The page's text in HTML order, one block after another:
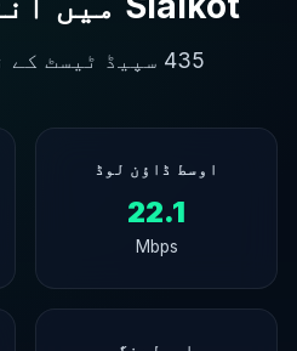
435 سپیڈ ٹیسٹ کے نتائج پر مبنی
اوسط ڈاؤن لوڈ
22.1
Mbps